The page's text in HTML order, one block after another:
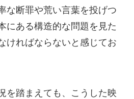
な断罪や荒い言葉を投げつ
にある構造的な問題を見た
ければならないと感じてお
を踏まえても、こうした映